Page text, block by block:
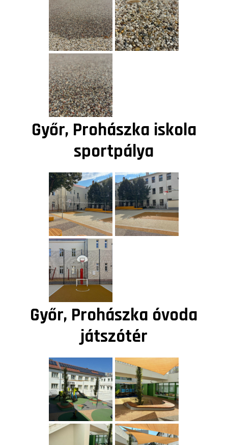
Győr, Prohászka iskola
sportpálya
Győr, Prohászka óvoda
játszótér